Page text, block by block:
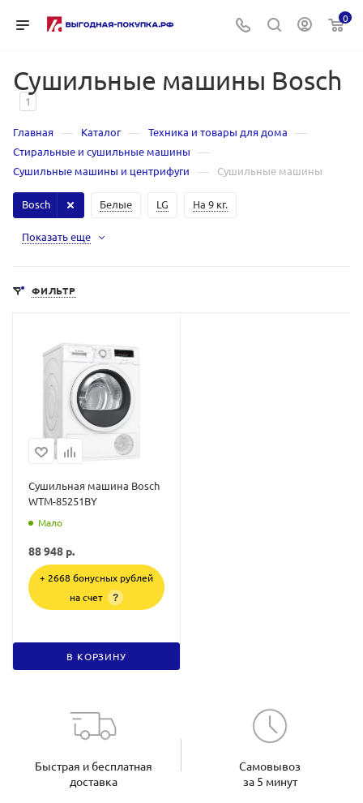
0
Сушильные машины Bosch
1
Главная — Каталог — Техника и товары для дома —
Стиральные и сушильные машины —
Сушильные машины и центрифуги — Сушильные машины
Белые LG На 9 кг.
Bosch
Показать еще
ФИЛЬТР
Сушильная машина Bosch
WTM-85251BY
Мало
88 948 р.
+ 2668 бонусных рублей
на счет
?
В КОРЗИНУ
Быстрая и бесплатная
доставка
Самовывоз
за 5 минут